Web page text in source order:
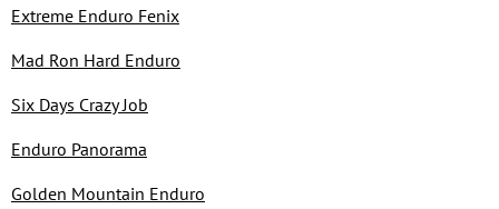
Extreme Enduro Fenix
Mad Ron Hard Enduro
Six Days Crazy Job
Enduro Panorama
Golden Mountain Enduro